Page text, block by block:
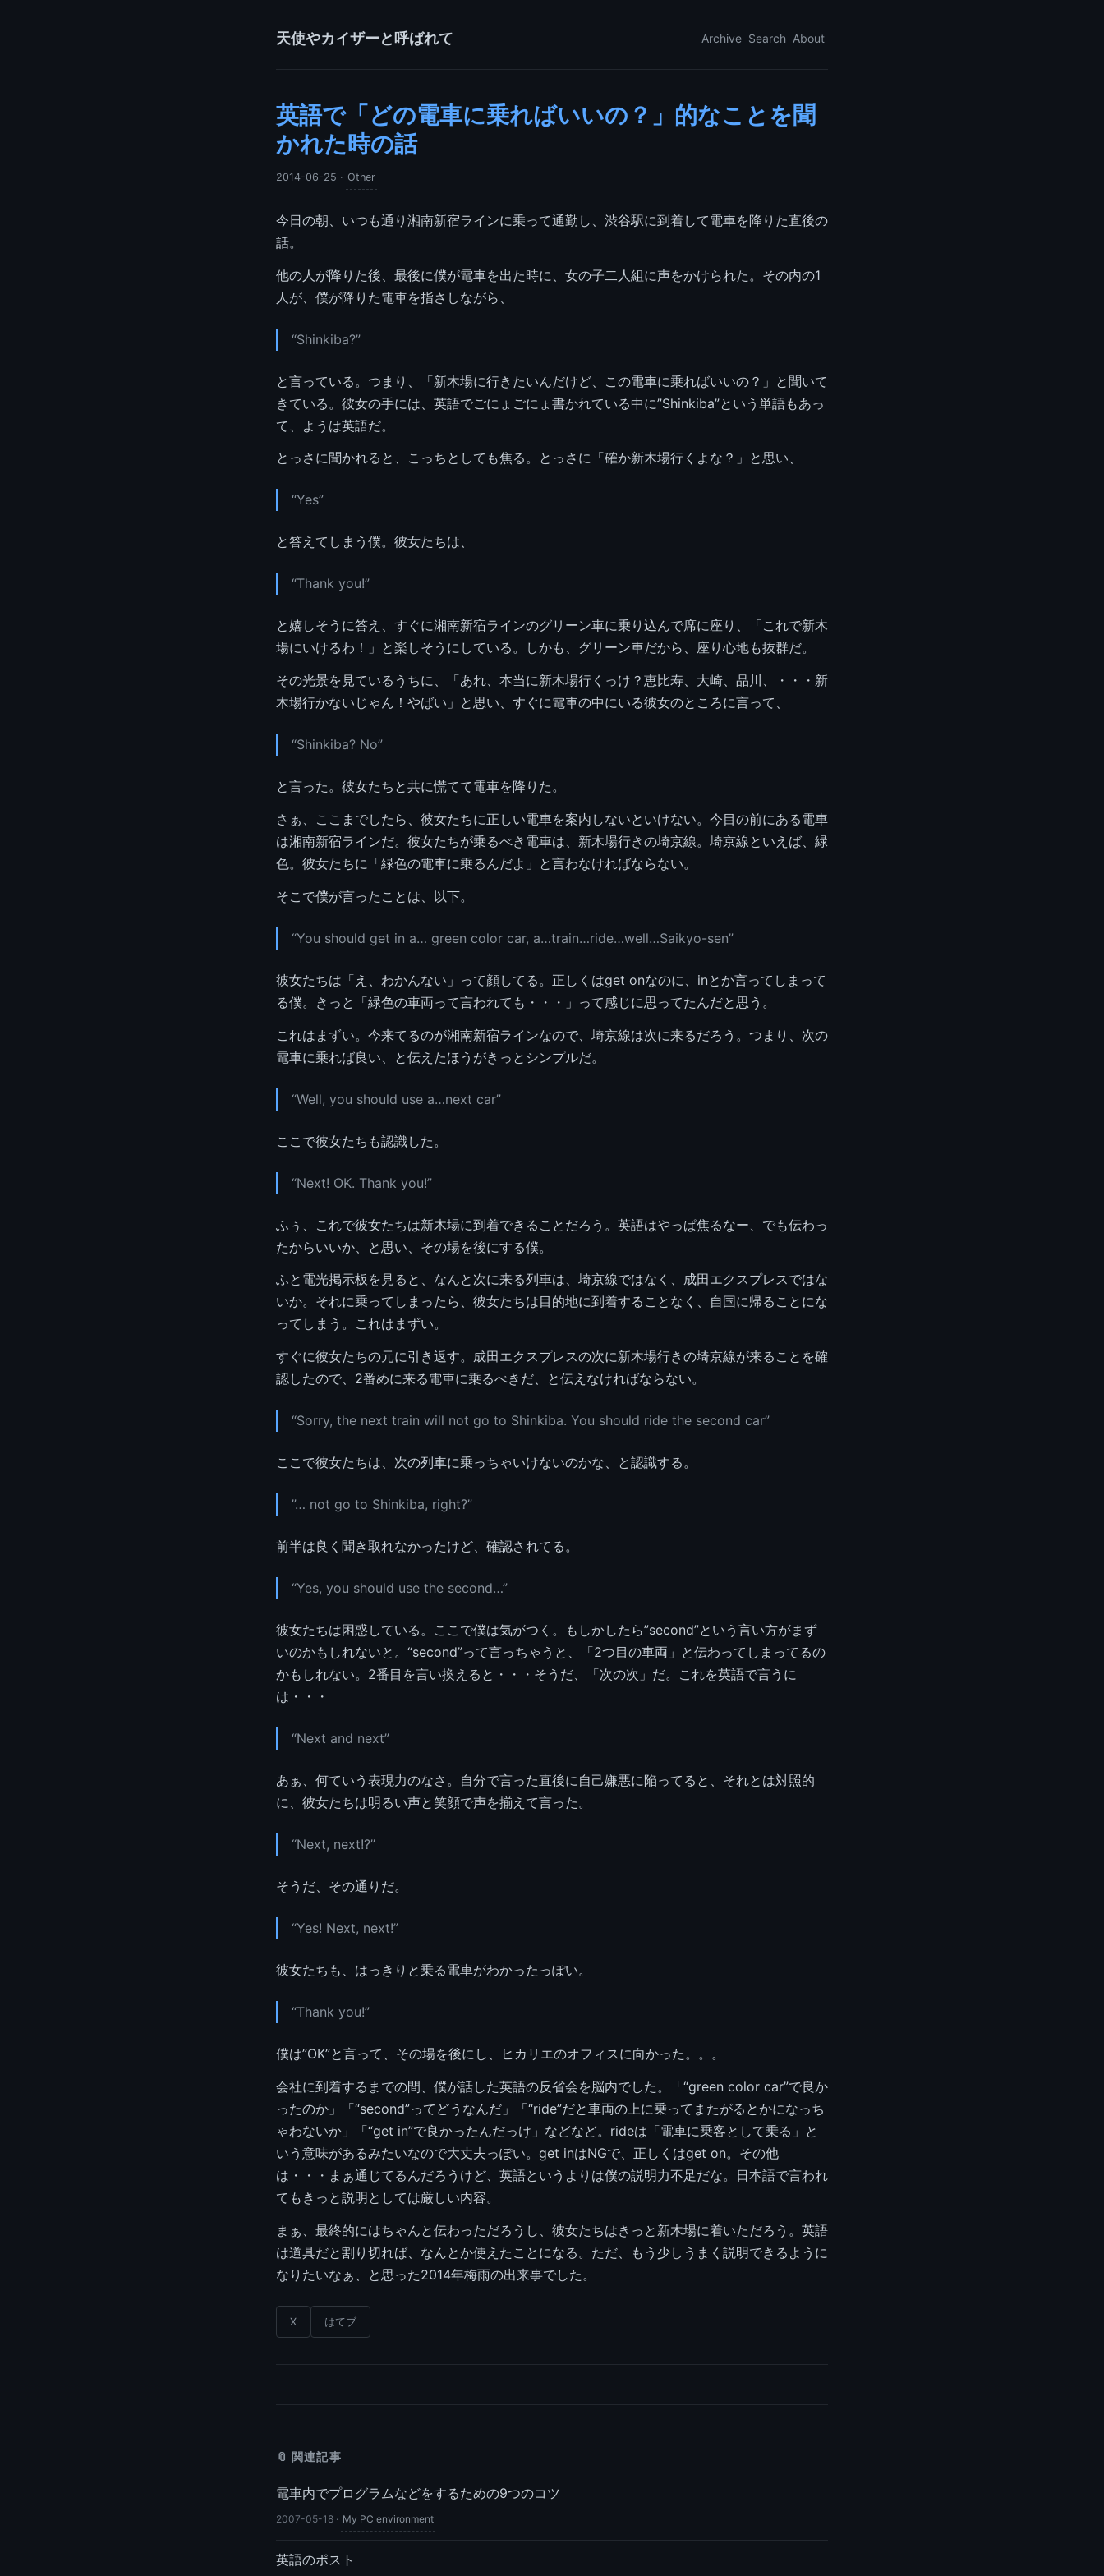
天使やカイザーと呼ばれて Archive Search About
英語で「どの電車に乗ればいいの？」的なことを聞
かれた時の話
2014-06-25 · Other
今日の朝、いつも通り湘南新宿ラインに乗って通勤し、渋谷駅に到着して電車を降りた直後の
話。
他の人が降りた後、最後に僕が電車を出た時に、女の子二人組に声をかけられた。その内の1
人が、僕が降りた電車を指さしながら、
“Shinkiba?”
と言っている。つまり、「新木場に行きたいんだけど、この電車に乗ればいいの？」と聞いて
きている。彼女の手には、英語でごにょごにょ書かれている中に”Shinkiba”という単語もあっ
て、ようは英語だ。
とっさに聞かれると、こっちとしても焦る。とっさに「確か新木場行くよな？」と思い、
“Yes”
と答えてしまう僕。彼女たちは、
“Thank you!”
と嬉しそうに答え、すぐに湘南新宿ラインのグリーン車に乗り込んで席に座り、「これで新木
場にいけるわ！」と楽しそうにしている。しかも、グリーン車だから、座り心地も抜群だ。
その光景を見ているうちに、「あれ、本当に新木場行くっけ？恵比寿、大崎、品川、・・・新
木場行かないじゃん！やばい」と思い、すぐに電車の中にいる彼女のところに言って、
“Shinkiba? No”
と言った。彼女たちと共に慌てて電車を降りた。
さぁ、ここまでしたら、彼女たちに正しい電車を案内しないといけない。今目の前にある電車
は湘南新宿ラインだ。彼女たちが乗るべき電車は、新木場行きの埼京線。埼京線といえば、緑
色。彼女たちに「緑色の電車に乗るんだよ」と言わなければならない。
そこで僕が言ったことは、以下。
“You should get in a… green color car, a…train…ride…well…Saikyo-sen”
彼女たちは「え、わかんない」って顔してる。正しくはget onなのに、inとか言ってしまって
る僕。きっと「緑色の車両って言われても・・・」って感じに思ってたんだと思う。
これはまずい。今来てるのが湘南新宿ラインなので、埼京線は次に来るだろう。つまり、次の
電車に乗れば良い、と伝えたほうがきっとシンプルだ。
“Well, you should use a…next car”
ここで彼女たちも認識した。
“Next! OK. Thank you!”
ふぅ、これで彼女たちは新木場に到着できることだろう。英語はやっぱ焦るなー、でも伝わっ
たからいいか、と思い、その場を後にする僕。
ふと電光掲示板を見ると、なんと次に来る列車は、埼京線ではなく、成田エクスプレスではな
いか。それに乗ってしまったら、彼女たちは目的地に到着することなく、自国に帰ることにな
ってしまう。これはまずい。
すぐに彼女たちの元に引き返す。成田エクスプレスの次に新木場行きの埼京線が来ることを確
認したので、2番めに来る電車に乗るべきだ、と伝えなければならない。
“Sorry, the next train will not go to Shinkiba. You should ride the second car”
ここで彼女たちは、次の列車に乗っちゃいけないのかな、と認識する。
”… not go to Shinkiba, right?”
前半は良く聞き取れなかったけど、確認されてる。
“Yes, you should use the second…”
彼女たちは困惑している。ここで僕は気がつく。もしかしたら”second”という言い方がまず
いのかもしれないと。“second”って言っちゃうと、「2つ目の車両」と伝わってしまってるの
かもしれない。2番目を言い換えると・・・そうだ、「次の次」だ。これを英語で言うに
は・・・
“Next and next”
あぁ、何ていう表現力のなさ。自分で言った直後に自己嫌悪に陥ってると、それとは対照的
に、彼女たちは明るい声と笑顔で声を揃えて言った。
“Next, next!?”
そうだ、その通りだ。
“Yes! Next, next!”
彼女たちも、はっきりと乗る電車がわかったっぽい。
“Thank you!”
僕は”OK”と言って、その場を後にし、ヒカリエのオフィスに向かった。。。
会社に到着するまでの間、僕が話した英語の反省会を脳内でした。「“green color car”で良か
ったのか」「“second”ってどうなんだ」「“ride”だと車両の上に乗ってまたがるとかになっち
ゃわないか」「“get in”で良かったんだっけ」などなど。rideは「電車に乗客として乗る」と
いう意味があるみたいなので大丈夫っぽい。get inはNGで、正しくはget on。その他
は・・・まぁ通じてるんだろうけど、英語というよりは僕の説明力不足だな。日本語で言われ
てもきっと説明としては厳しい内容。
まぁ、最終的にはちゃんと伝わっただろうし、彼女たちはきっと新木場に着いただろう。英語
は道具だと割り切れば、なんとか使えたことになる。ただ、もう少しうまく説明できるように
なりたいなぁ、と思った2014年梅雨の出来事でした。
X はてブ
📎 関連記事
電車内でプログラムなどをするための9つのコツ
2007-05-18 · My PC environment
英語のポスト